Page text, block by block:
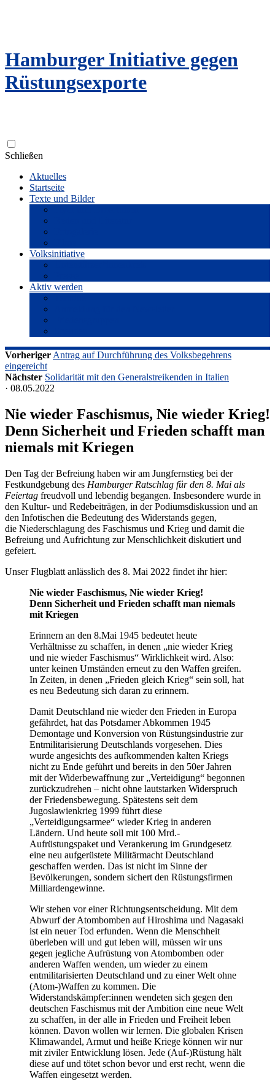
Hamburger Initiative gegen
Rüstungsexporte
Schließen
springen
Aktuelles
Startseite
Texte und Bilder
Volksinitiative
Aktiv werden
Vorheriger Antrag auf Durchführung des Volksbegehrens
eingereicht
Nächster Solidarität mit den Generalstreikenden in Italien
· 08.05.2022
Nie wieder Faschismus, Nie wieder Krieg!
Denn Sicherheit und Frieden schafft man
niemals mit Kriegen
Den Tag der Befreiung haben wir am Jungfernstieg bei der
Festkundgebung des Hamburger Ratschlag für den 8. Mai als
Feiertag freudvoll und lebendig begangen. Insbesondere wurde in
den Kultur- und Redebeiträgen, in der Podiumsdiskussion und an
den Infotischen die Bedeutung des Widerstands gegen,
die Niederschlagung des Faschismus und Krieg und damit die
Befreiung und Aufrichtung zur Menschlichkeit diskutiert und
gefeiert.
Unser Flugblatt anlässlich des 8. Mai 2022 findet ihr hier:
Nie wieder Faschismus, Nie wieder Krieg!
Denn Sicherheit und Frieden schafft man niemals
mit Kriegen
Erinnern an den 8.Mai 1945 bedeutet heute
Verhältnisse zu schaffen, in denen „nie wieder Krieg
und nie wieder Faschismus“ Wirklichkeit wird. Also:
unter keinen Umständen erneut zu den Waffen greifen.
In Zeiten, in denen „Frieden gleich Krieg“ sein soll, hat
es neu Bedeutung sich daran zu erinnern.
Damit Deutschland nie wieder den Frieden in Europa
gefährdet, hat das Potsdamer Abkommen 1945
Demontage und Konversion von Rüstungsindustrie zur
Entmilitarisierung Deutschlands vorgesehen. Dies
wurde angesichts des aufkommenden kalten Kriegs
nicht zu Ende geführt und bereits in den 50er Jahren
mit der Widerbewaffnung zur „Verteidigung“ begonnen
zurückzudrehen – nicht ohne lautstarken Widerspruch
der Friedensbewegung. Spätestens seit dem
Jugoslawienkrieg 1999 führt diese
„Verteidigungsarmee“ wieder Krieg in anderen
Ländern. Und heute soll mit 100 Mrd.-
Aufrüstungspaket und Verankerung im Grundgesetz
eine neu aufgerüstete Militärmacht Deutschland
geschaffen werden. Das ist nicht im Sinne der
Bevölkerungen, sondern sichert den Rüstungsfirmen
Milliardengewinne.
Wir stehen vor einer Richtungsentscheidung. Mit dem
Abwurf der Atombomben auf Hiroshima und Nagasaki
ist ein neuer Tod erfunden. Wenn die Menschheit
überleben will und gut leben will, müssen wir uns
gegen jegliche Aufrüstung von Atombomben oder
anderen Waffen wenden, um wieder zu einem
entmilitarisierten Deutschland und zu einer Welt ohne
(Atom-)Waffen zu kommen. Die
Widerstandskämpfer:innen wendeten sich gegen den
deutschen Faschismus mit der Ambition eine neue Welt
zu schaffen, in der alle in Frieden und Freiheit leben
können. Davon wollen wir lernen. Die globalen Krisen
Klimawandel, Armut und heiße Kriege können wir nur
mit ziviler Entwicklung lösen. Jede (Auf-)Rüstung hält
diese auf und tötet schon bevor und erst recht, wenn die
Waffen eingesetzt werden.